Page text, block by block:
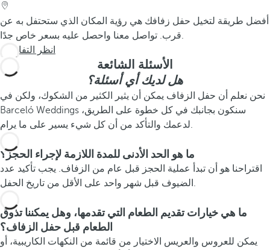
أفضل طريقة لتخيل حفل زفافك هي رؤية المكان الذي ستحتفل به عن
قرب. تواصل معنا واحصل عليه بسعر خاص جدًا.
انظر التفاصيل
الأسئلة الشائعة
هل لديك أي أسئلة؟
نحن نعلم أن حفل الزفاف يمكن أن يثير الكثير من الشكوك، ولكن في
Barceló Weddings سنكون بجانبك في كل خطوة على الطريق،
لدعمك والتأكد من أن كل شيء يسير على ما يرام.
ما هو الحد الأدنى للمدة اللازمة لإجراء الحجز؟
اقتراحنا هو أن تبدأ عملية الحجز قبل عام من الزفاف. يجب تأكيد عدد
الضيوف قبل شهر واحد على الأقل من تاريخ الحفل.
ما هي خيارات تقديم الطعام التي تقدمها، وهل يمكننا تذوق
الطعام قبل حفل الزفاف؟
يمكن للعروس والعريس الاختيار من قائمة من النكهات الكاريبية، أو